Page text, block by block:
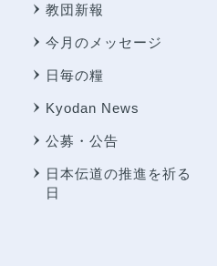
教団新報
今月のメッセージ
日毎の糧
Kyodan News
公募・公告
日本伝道の推進を祈る
日